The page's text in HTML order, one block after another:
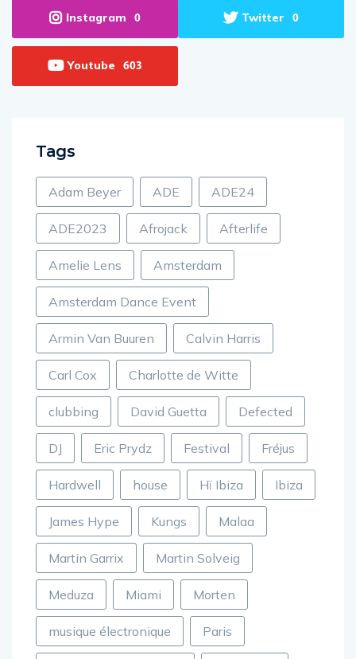
Instagram 0 Twitter 0
Youtube 603
Tags
Adam Beyer ADE ADE24
ADE2023 Afrojack Afterlife
Amelie Lens Amsterdam
Amsterdam Dance Event
Armin Van Buuren Calvin Harris
Carl Cox Charlotte de Witte
clubbing David Guetta Defected
DJ Eric Prydz Festival Fréjus
Hardwell house Hï Ibiza Ibiza
James Hype Kungs Malaa
Martin Garrix Martin Solveig
Meduza Miami Morten
musique électronique Paris